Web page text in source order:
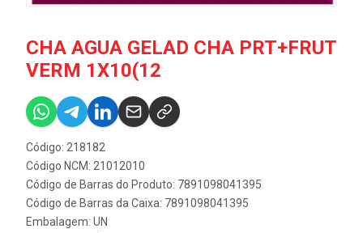
CHA AGUA GELAD CHA PRT+FRUT
VERM 1X10(12
Código: 218182
Código NCM: 21012010
Código de Barras do Produto: 7891098041395
Código de Barras da Caixa: 7891098041395
Embalagem: UN